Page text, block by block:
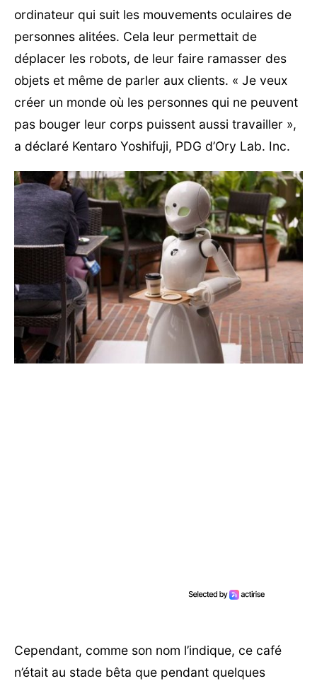
ordinateur qui suit les mouvements oculaires de
personnes alitées. Cela leur permettait de
déplacer les robots, de leur faire ramasser des
objets et même de parler aux clients. « Je veux
créer un monde où les personnes qui ne peuvent
pas bouger leur corps puissent aussi travailler »,
a déclaré Kentaro Yoshifuji, PDG d’Ory Lab. Inc.
Cependant, comme son nom l’indique, ce café
n’était au stade bêta que pendant quelques